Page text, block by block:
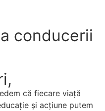
conducerii
că fiecare viață
și acțiune putem